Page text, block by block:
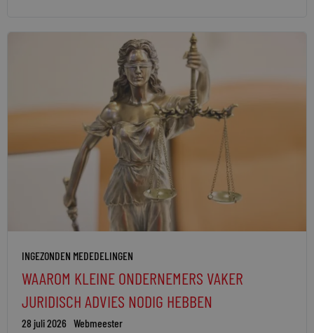
INGEZONDEN MEDEDELINGEN
WAAROM KLEINE ONDERNEMERS VAKER
JURIDISCH ADVIES NODIG HEBBEN
28 juli 2026 Webmeester